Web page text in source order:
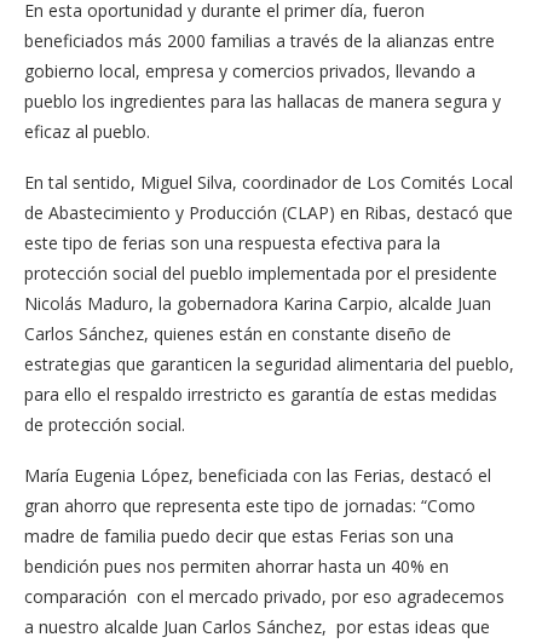
En esta oportunidad y durante el primer día, fueron
beneficiados más 2000 familias a través de la alianzas entre
gobierno local, empresa y comercios privados, llevando a
pueblo los ingredientes para las hallacas de manera segura y
eficaz al pueblo.
En tal sentido, Miguel Silva, coordinador de Los Comités Local
de Abastecimiento y Producción (CLAP) en Ribas, destacó que
este tipo de ferias son una respuesta efectiva para la
protección social del pueblo implementada por el presidente
Nicolás Maduro, la gobernadora Karina Carpio, alcalde Juan
Carlos Sánchez, quienes están en constante diseño de
estrategias que garanticen la seguridad alimentaria del pueblo,
para ello el respaldo irrestricto es garantía de estas medidas
de protección social.
María Eugenia López, beneficiada con las Ferias, destacó el
gran ahorro que representa este tipo de jornadas: “Como
madre de familia puedo decir que estas Ferias son una
bendición pues nos permiten ahorrar hasta un 40% en
comparación con el mercado privado, por eso agradecemos
a nuestro alcalde Juan Carlos Sánchez, por estas ideas que